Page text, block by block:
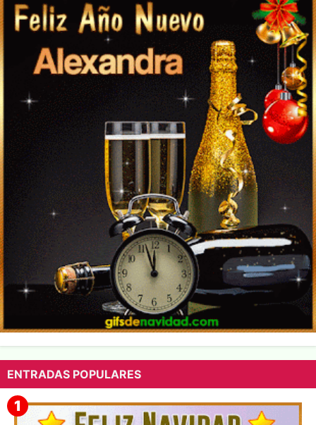
ENTRADAS POPULARES